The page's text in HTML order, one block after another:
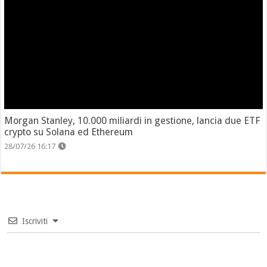
Morgan Stanley, 10.000 miliardi in gestione, lancia due ETF
crypto su Solana ed Ethereum
28/07/26 16:17
Iscriviti